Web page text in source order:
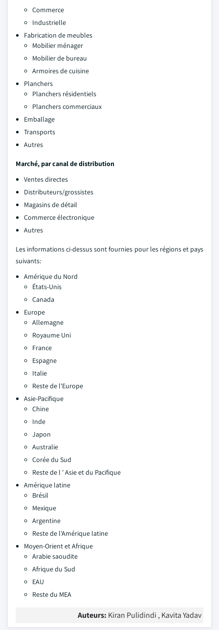
Commerce
Industrielle
Fabrication de meubles
Mobilier ménager
Mobilier de bureau
Armoires de cuisine
Planchers
Planchers résidentiels
Planchers commerciaux
Emballage
Transports
Autres
Marché, par canal de distribution
Ventes directes
Distributeurs/grossistes
Magasins de détail
Commerce électronique
Autres
Les informations ci-dessus sont fournies pour les régions et pays
suivants:
Amérique du Nord
États-Unis
Canada
Europe
Allemagne
Royaume Uni
France
Espagne
Italie
Reste de l'Europe
Asie-Pacifique
Chine
Inde
Japon
Australie
Corée du Sud
Reste de l ' Asie et du Pacifique
Amérique latine
Brésil
Mexique
Argentine
Reste de l'Amérique latine
Moyen-Orient et Afrique
Arabie saoudite
Afrique du Sud
EAU
Reste du MEA
Auteurs: Kiran Pulidindi , Kavita Yadav